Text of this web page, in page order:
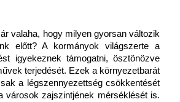
valaha, hogy milyen gyorsan változik
előtt? A kormányok világszerte a
igyekeznek támogatni, ösztönözve
terjedését. Ezek a környezetbarát
a légszennyezettség csökkentését
városok zajszintjének mérséklését is.